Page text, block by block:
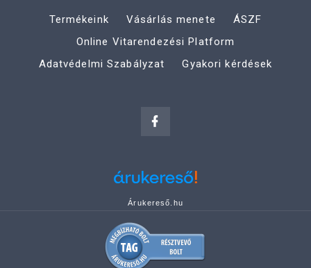
Termékeink Vásárlás menete
ÁSZF
Online Vitarendezési Platform
Adatvédelmi Szabályzat
Gyakori kérdések
Árukereső.hu